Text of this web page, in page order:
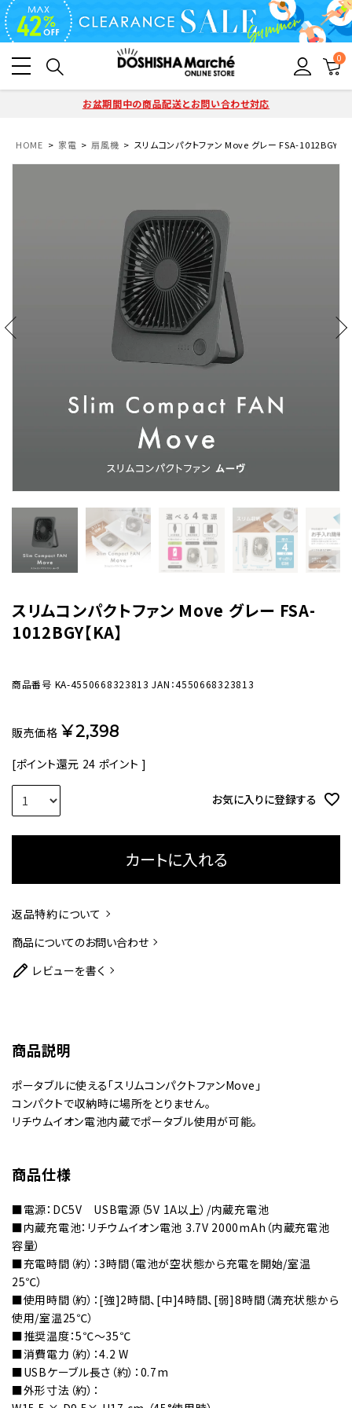
0
お盆期間中の商品配送とお問い合わせ対応
HOME 家電 扇風機 スリムコンパクトファン Move グレー FSA-1012BGY【
スリムコンパクトファン Move グレー FSA-
1012BGY【KA】
商品番号 KA-4550668323813 JAN：4550668323813
販売価格 ¥2,398
[ポイント還元 24 ポイント ]
お気に入りに登録する
カートに入れる
返品特約について
商品についてのお問い合わせ
レビューを書く
商品説明
ポータブルに使える「スリムコンパクトファンMove」
コンパクトで収納時に場所をとりません。
リチウムイオン電池内蔵でポータブル使用が可能。
商品仕様
■電源：DC5V USB電源（5V 1A以上）/内蔵充電池
■内蔵充電池：リチウムイオン電池 3.7V 2000mAh（内蔵充電池
容量）
■充電時間（約）：3時間（電池が空状態から充電を開始/室温
25℃）
■使用時間（約）：[強]2時間、[中]4時間、[弱]8時間（満充状態から
使用/室温25℃）
■推奨温度：5℃～35℃
■消費電力（約）：4.2 W
■USBケーブル長さ（約）：0.7m
■外形寸法（約）：